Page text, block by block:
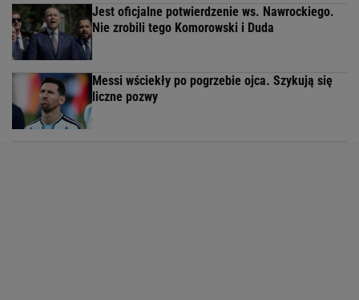
Jest oficjalne potwierdzenie ws. Nawrockiego.
Nie zrobili tego Komorowski i Duda
Messi wściekły po pogrzebie ojca. Szykują się
liczne pozwy